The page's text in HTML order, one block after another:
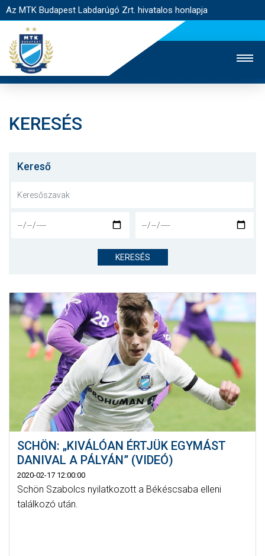
Az MTK Budapest Labdarúgó Zrt. hivatalos honlapja
JEGYÉRTÉKESÍTÉS
NYITÓLAP
CSAPATOK
KLUB
GALÉRIA
SZURKOLÓI ÉLMÉNYEK
AKKREDITÁCIÓ
KERESÉS
Kereső
KERESÉS
SCHÖN: „KIVÁLÓAN ÉRTJÜK EGYMÁST
DANIVAL A PÁLYÁN” (VIDEÓ)
2020-02-17 12:00:00
Schön Szabolcs nyilatkozott a Békéscsaba elleni
találkozó után.